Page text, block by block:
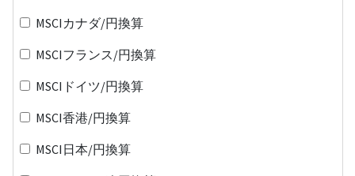
MSCIカナダ/円換算
MSCIフランス/円換算
MSCIドイツ/円換算
MSCI香港/円換算
MSCI日本/円換算